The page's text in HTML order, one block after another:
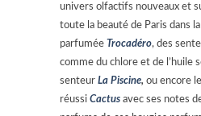
univers olfactifs nouveaux et
toute la beauté de Paris dans
parfumée Trocadéro, des
comme du chlore et de l’huile
senteur La Piscine, ou encore
réussi Cactus avec ses notes